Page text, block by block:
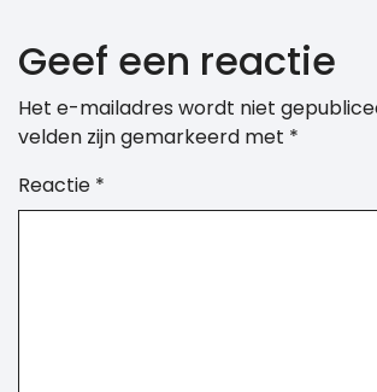
Geef een reactie
Het e-mailadres wordt niet
velden zijn gemarkeerd met *
Reactie *